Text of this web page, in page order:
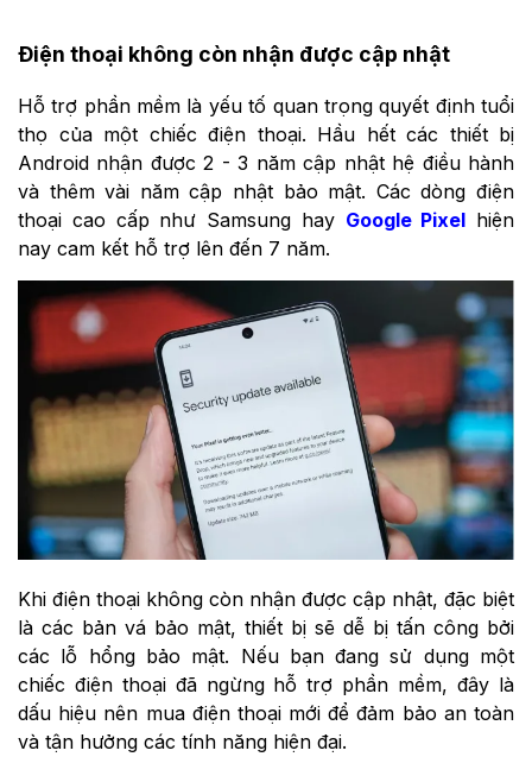
Điện thoại không còn nhận được cập nhật
Hỗ trợ phần mềm là yếu tố quan trọng quyết định tuổi
thọ của một chiếc điện thoại. Hầu hết các thiết bị
Android nhận được 2 - 3 năm cập nhật hệ điều hành
và thêm vài năm cập nhật bảo mật. Các dòng điện
thoại cao cấp như Samsung hay Google Pixel hiện
nay cam kết hỗ trợ lên đến 7 năm.
Khi điện thoại không còn nhận được cập nhật, đặc biệt
là các bản vá bảo mật, thiết bị sẽ dễ bị tấn công bởi
các lỗ hổng bảo mật. Nếu bạn đang sử dụng một
chiếc điện thoại đã ngừng hỗ trợ phần mềm, đây là
dấu hiệu nên mua điện thoại mới để đảm bảo an toàn
và tận hưởng các tính năng hiện đại.